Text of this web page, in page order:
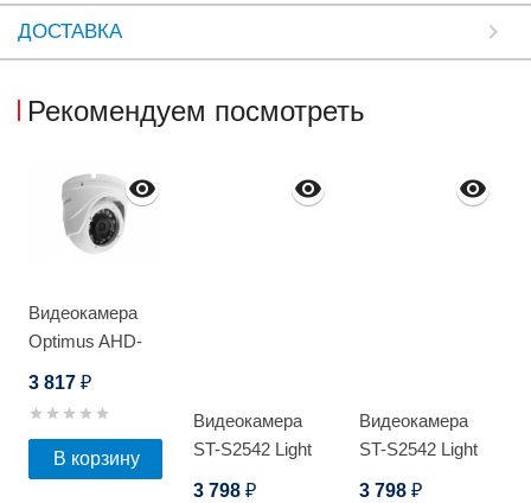
ДОСТАВКА
Рекомендуем посмотреть
Видеокамера
Optimus AHD-
3 817 ₽
В корзину
Видеокамера
ST-S2542 Light
3 798₽
Видеокамера
ST-S2542 Light
3 798 ₽